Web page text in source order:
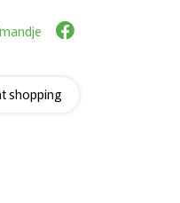
shopping